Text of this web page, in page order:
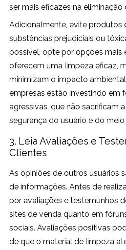
ser mais eficazes na eliminação
Adicionalmente, evite produtos
substâncias prejudiciais ou
possível, opte por opções mais
oferecem uma limpeza eficaz,
minimizam o impacto
empresas estão investindo em
agressivas, que não sacrificam
segurança do usuário e do
3. Leia Avaliações e
Clientes
As opiniões de outros usuários
de informações. Antes de
por avaliações e testemunhos
sites de venda quanto em
sociais. Avaliações positivas
de que o material de limpeza